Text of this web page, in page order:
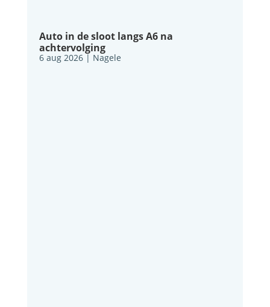
Auto in de sloot langs A6 na
achtervolging
6 aug 2026| Nagele